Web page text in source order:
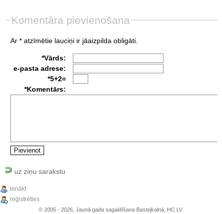
Komentāra pievienošana
Ar * atzīmētie lauciņi ir jāaizpilda obligāti.
*Vārds:
e-pasta adrese:
*5+2=
*Komentārs:
uz ziņu sarakstu
ienākt
reģistrēties
© 2005 - 2026, Jaunā gada sagaidīšana Bastejkalnā, HC.LV.